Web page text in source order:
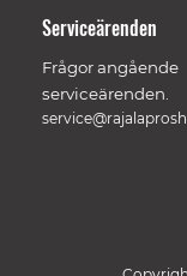
Serviceärenden
Frågor angående
serviceärenden.